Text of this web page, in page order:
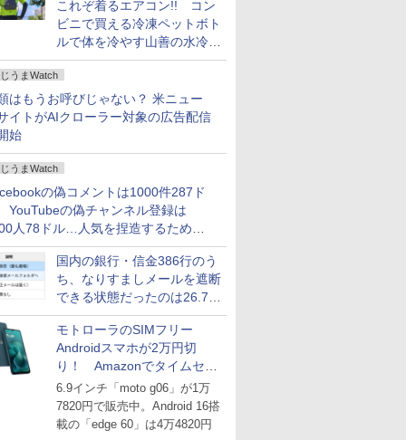
これぞ着るエアコン!! コン
ビニで買える冷凍ペットボト
ルで体を冷やす山善の水冷ベ
ストがロードバイクにちょう
どいい【ぼっち・ざ・ろー
ど！その14】
うまWatch
はもうお呼びじゃない？ 米ニュー
イトがAIクローラー対象の広告配信
始
うまWatch
の偽コメントは1000件287ド
YouTubeの偽チャンネル登録は
人78ドル…人気を捏造するための
リストが公開中
国内の銀行・信金386行のう
ち、なりすましメールを遮断
できる状態だったのは26.7％
にとどまる～GMOブランド
セキュリティ調査
モトローラのSIMフリー
Androidスマホが2万円切
り！ Amazonでタイムセー
ル
6.9インチ「moto g06」が1万
7820円で販売中。Android 16搭
載の「edge 60」は4万4820円